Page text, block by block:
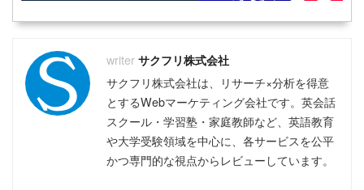
サクフリ株式会社
サクフリ株式会社は、リサーチ×分析を得意
とするWebマーケティング会社です。英会話
スクール・学習塾・家庭教師など、英語教育
や大学受験領域を中心に、各サービスを公平
かつ専門的な視点からレビューしています。